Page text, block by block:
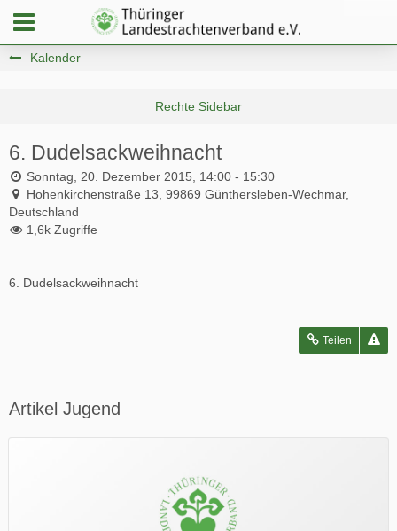
Kalender
6. Dudelsackweihnacht
Sonntag, 20. Dezember 2015, 14:00 - 15:30
Hohenkirchenstraße 13, 99869 Günthersleben-Wechmar,
Deutschland
1,6k Zugriffe
6. Dudelsackweihnacht
Teilen
Artikel Jugend